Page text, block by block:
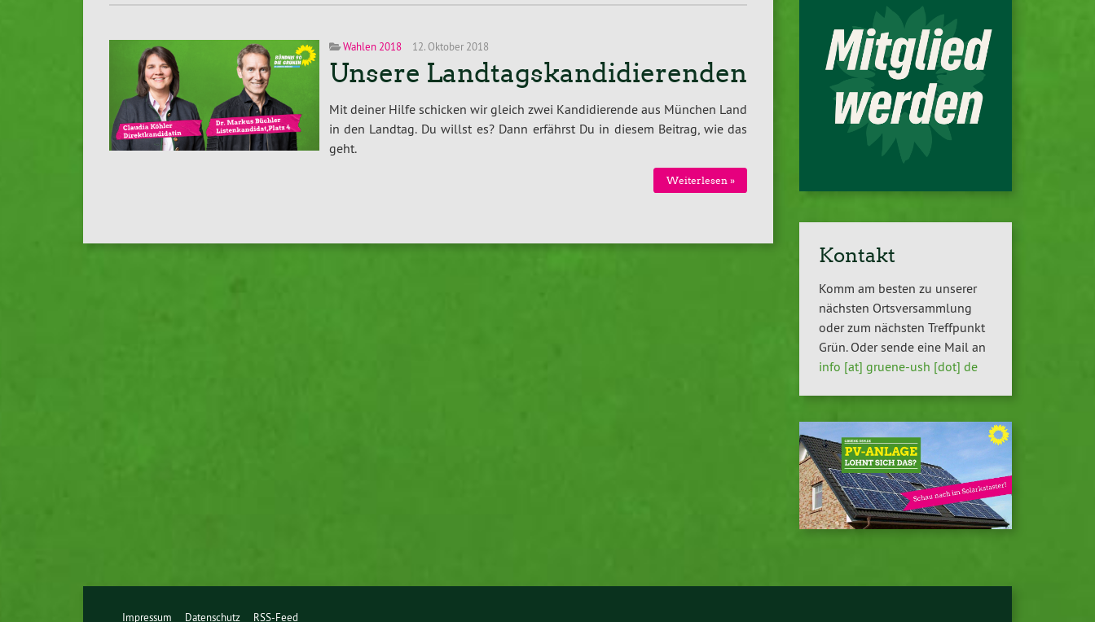
Wahlen 2018 12. Oktober 2018
Unsere Landtagskandidierenden
Mit deiner Hilfe schicken wir gleich zwei Kandidierende aus München Land
in den Landtag. Du willst es? Dann erfährst Du in diesem Beitrag, wie das
geht.
Weiterlesen »
Kontakt
Komm am besten zu unserer
nächsten Ortsversammlung
oder zum nächsten Treffpunkt
Grün. Oder sende eine Mail an
info [at] gruene-ush [dot] de
Impressum Datenschutz RSS-Feed